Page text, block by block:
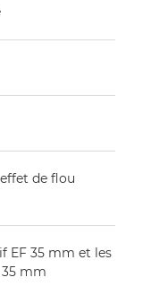
de flou
EF 35 mm et les
mm